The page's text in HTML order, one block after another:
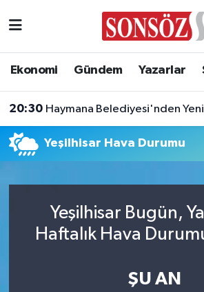
Ekonomi Gündem Yazarlar
20:30 Haymana Belediyesi'nden Yeni
Yeşilhisar Hava Durumu
Yeşilhisar Bugün,
Haftalık Hava
ŞU AN
Asayiş
Diğer
Ankara Nöbetçi Eczaneler
Tüm Manşetler